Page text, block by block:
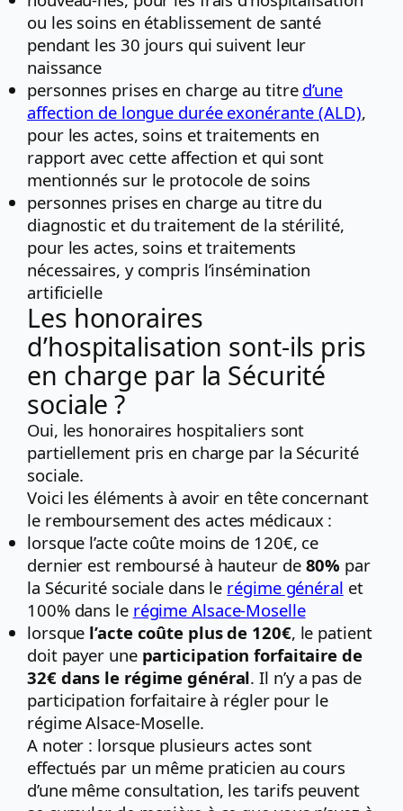
ou les soins en établissement de santé
pendant les 30 jours qui suivent leur
naissance
personnes prises en charge au titre d’une
affection de longue durée exonérante (ALD),
pour les actes, soins et traitements en
rapport avec cette affection et qui sont
mentionnés sur le protocole de soins
personnes prises en charge au titre du
diagnostic et du traitement de la stérilité,
pour les actes, soins et traitements
nécessaires, y compris l’insémination
artificielle
Les honoraires
d’hospitalisation sont-ils pris
en charge par la Sécurité
sociale ?
Oui, les honoraires hospitaliers sont
partiellement pris en charge par la Sécurité
sociale.
Voici les éléments à avoir en tête concernant
le remboursement des actes médicaux :
lorsque l’acte coûte moins de 120€, ce
dernier est remboursé à hauteur de 80% par
la Sécurité sociale dans le régime général et
100% dans le régime Alsace-Moselle
lorsque l’acte coûte plus de 120€, le patient
doit payer une participation forfaitaire de
32€ dans le régime général. Il n’y a pas de
participation forfaitaire à régler pour le
régime Alsace-Moselle.
A noter : lorsque plusieurs actes sont
effectués par un même praticien au cours
d’une même consultation, les tarifs peuvent